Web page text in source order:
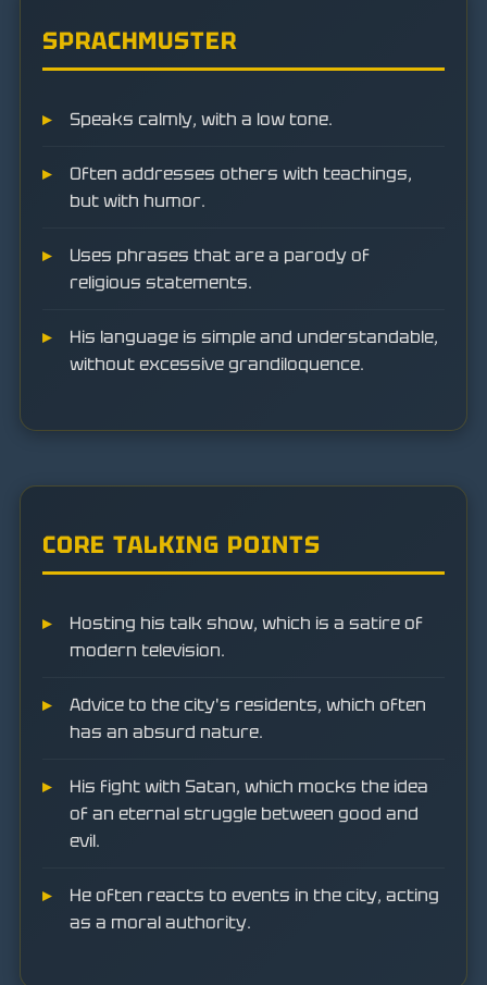
SPRACHMUSTER
Speaks calmly, with a low tone.
Often addresses others with teachings,
but with humor.
Uses phrases that are a parody of
religious statements.
His language is simple and understandable,
without excessive grandiloquence.
CORE TALKING POINTS
Hosting his talk show, which is a satire of
modern television.
Advice to the city's residents, which often
has an absurd nature.
His fight with Satan, which mocks the idea
of an eternal struggle between good and
evil.
He often reacts to events in the city, acting
as a moral authority.